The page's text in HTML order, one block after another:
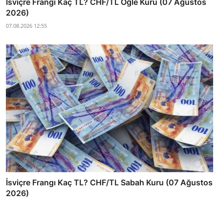
2026)
07.08.2026 12:55
İsviçre Frangı Kaç TL? CHF/TL Sabah Kuru (07 Ağustos
2026)